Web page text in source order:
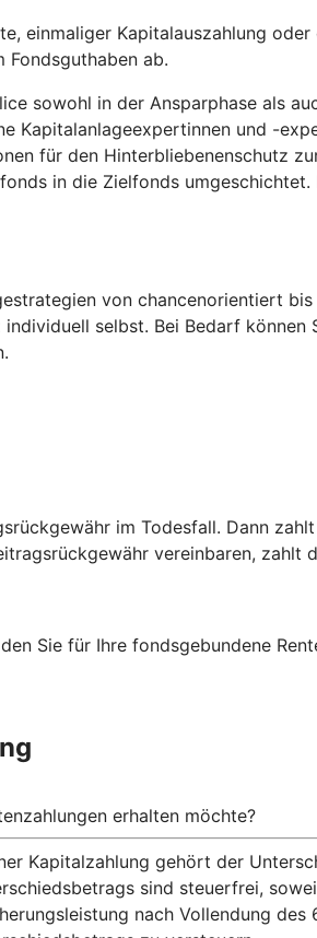
einmaliger Kapitalauszahlung
Fondsguthaben ab.
sowohl in der Ansparphase als
Kapitalanlageexpertinnen und -
für den Hinterbliebenenschutz
in die Zielfonds
von chancenorientiert
selbst. Bei Bedarf
im Todesfall. Dann
vereinbaren, zahlt
Sie für Ihre fondsgebundene
erhalten möchte?
Kapitalzahlung gehört der
sind steuerfrei,
nach Vollendung